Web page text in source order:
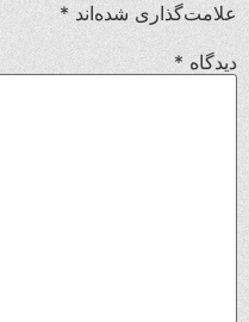
علامت‌گذاری شده‌اند *
دیدگاه*